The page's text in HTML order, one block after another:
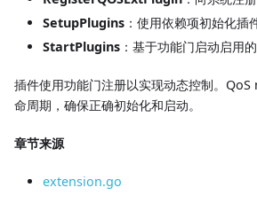
SetupPlugins ：使用依赖项初始化插
StartPlugins ：基于功能门启动启用
插件使用功能门注册以实现动态控制。
命周期，确保正确初始化和启动。
章节来源
extension.go